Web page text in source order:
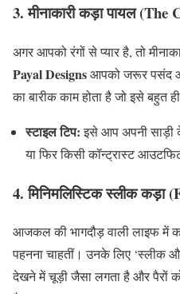
3. मीनाकारी कड़ा पायल
अगर आपको रंगों से प्यार है, तो
Payal Designsआपको जरूर पसंद
का बारीक काम होता है जो इसे बहुत
स्टाइल टिप:इसे आप अपनी
या फिर किसी कॉन्ट्रास्ट
4. मिनिमलिस्टिक स्लीक कड़ा
आजकल की भागदौड़ वाली लाइफ में
पहनना चाहतीं। उनके लिए ‘स्लीक
देखने में चूड़ी जैसा लगता है और पैरों